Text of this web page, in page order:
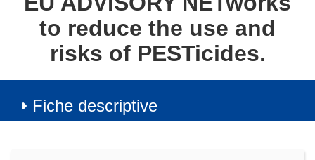
to reduce the use and
risks of PESTicides.
Fiche descriptive